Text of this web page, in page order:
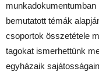
munkadokumentumban
bemutatott témák
csoportok összetétele
tagokat ismerhettünk
egyházaik